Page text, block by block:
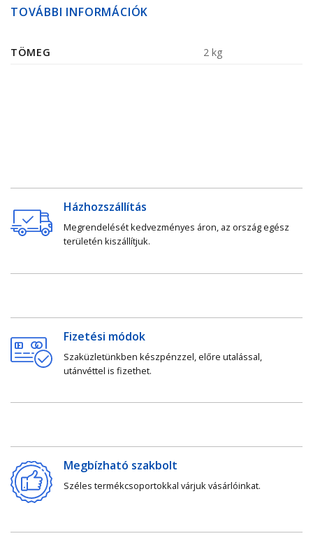
TOVÁBBI INFORMÁCIÓK
TÖMEG 2 kg
Házhozszállítás
Megrendelését kedvezményes áron, az ország egész
területén kiszállítjuk.
Fizetési módok
Szaküzletünkben készpénzzel, előre utalással,
utánvéttel is fizethet.
Megbízható szakbolt
Széles termékcsoportokkal várjuk vásárlóinkat.